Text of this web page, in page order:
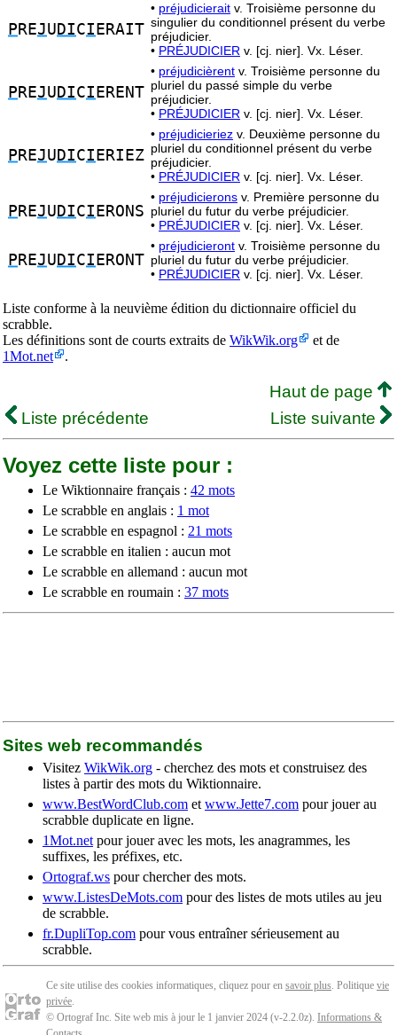
P REJU DICI ERAIT
• préjudicierait v. Troisième personne du
singulier du conditionnel présent du verbe
préjudicier.
• PRÉJUDICIER v. [cj. nier]. Vx. Léser.
P REJU DICI ERENT
• préjudicièrent v. Troisième personne du
pluriel du passé simple du verbe
préjudicier.
• PRÉJUDICIER v. [cj. nier]. Vx. Léser.
P REJU DICI ERIEZ
• préjudicieriez v. Deuxième personne du
pluriel du conditionnel présent du verbe
préjudicier.
• PRÉJUDICIER v. [cj. nier]. Vx. Léser.
P REJU DICI ERONS
• préjudicierons v. Première personne du
pluriel du futur du verbe préjudicier.
• PRÉJUDICIER v. [cj. nier]. Vx. Léser.
P REJU DICI ERONT
• préjudicieront v. Troisième personne du
pluriel du futur du verbe préjudicier.
• PRÉJUDICIER v. [cj. nier]. Vx. Léser.
Liste conforme à la neuvième édition du dictionnaire officiel du
scrabble.
Les définitions sont de courts extraits de WikWik.org
et de
1Mot.net
.
Haut de page
Liste précédente
Liste suivante
Voyez cette liste pour :
Le Wiktionnaire français : 42 mots
Le scrabble en anglais : 1 mot
Le scrabble en espagnol : 21 mots
Le scrabble en italien : aucun mot
Le scrabble en allemand : aucun mot
Le scrabble en roumain : 37 mots
Sites web recommandés
Visitez WikWik.org - cherchez des mots et construisez des
listes à partir des mots du Wiktionnaire.
www.BestWordClub.com et www.Jette7.com pour jouer au
scrabble duplicate en ligne.
1Mot.net pour jouer avec les mots, les anagrammes, les
suffixes, les préfixes, etc.
Ortograf.ws pour chercher des mots.
www.ListesDeMots.com pour des listes de mots utiles au jeu
de scrabble.
fr.DupliTop.com pour vous entraîner sérieusement au
scrabble.
Ce site utilise des cookies informatiques, cliquez pour en savoir plus. Politique vie
privée.
© Ortograf Inc. Site web mis à jour le 1 janvier 2024 (v-2.2.0z). Informations &